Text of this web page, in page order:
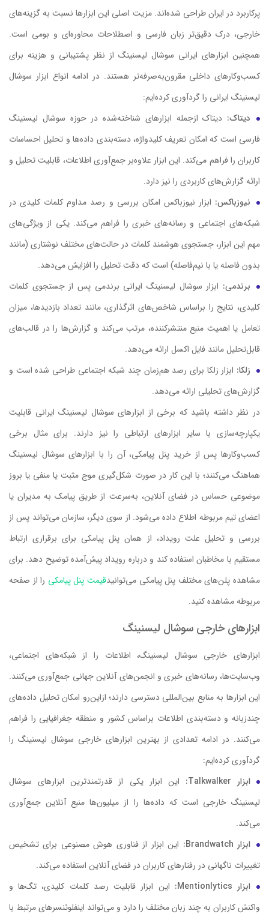
پرکاربرد در ایران طراحی شده‌اند. مزیت اصلی این ابزارها نسبت به گزینه‌های
خارجی، درک دقیق‌‌تر زبان فارسی و اصطلاحات محاوره‌ای و بومی است.
همچنین ابزارهای ایرانی سوشال لیسنینگ از نظر پشتیبانی و هزینه برای
کسب‌وکارهای داخلی مقرون‌به‌صرفه‌تر هستند. در ادامه انواع ابزار سوشال
لیسنینگ ایرانی را گرد‌آوری کرده‌ایم:
دیتاک: دیتاک از‌جمله ابزارهای شناخته‌شده در حوزه سوشال لیسنینگ
فارسی است که امکان تعریف کلیدواژه، دسته‌بندی داده‌ها و تحلیل احساسات
کاربران را فراهم می‌کند. این ابزار علاوه‌بر جمع‌آوری اطلاعات، قابلیت تحلیل و
ارائه گزارش‌های کاربردی را نیز دارد.
نیوزباکس: ابزار نیوزباکس امکان بررسی و رصد مداوم کلمات کلیدی در
شبکه‌های اجتماعی و رسانه‌های خبری را فراهم می‌کند. یکی از ویژگی‌های
مهم این ابزار، جستجوی هوشمند کلمات در حالت‌های مختلف نوشتاری (مانند
بدون فاصله یا با نیم‌فاصله) است که دقت تحلیل را افزایش می‌دهد.
برندمی: ابزار سوشال لیسنینگ ایرانی برندمی پس از جستجوی کلمات
کلیدی، نتایج را براساس شاخص‌های اثرگذاری، مانند تعداد بازدیدها، میزان
تعامل یا اهمیت منبع منتشرکننده، مرتب می‌کند و گزارش‌ها را در قالب‌های
قابل‌تحلیل مانند فایل اکسل ارائه می‌دهد.
زلکا: ابزار زلکا برای رصد هم‌زمان چند شبکه اجتماعی طراحی شده است و
گزارش‌های تحلیلی ارائه می‌دهد.
در نظر داشته باشید که برخی از ابزارهای سوشال لیسنینگ ایرانی قابلیت
یکپارچه‌سازی با سایر ابزارهای ارتباطی را نیز دارند. برای مثال برخی
کسب‌وکارها پس از خرید پنل پیامکی، آن را با ابزارهای سوشال لیسنینگ
هماهنگ می‌کنند؛ با این کار در صورت شکل‌گیری موج مثبت یا منفی یا بروز
موضوعی حساس در فضای آنلاین، به‌سرعت از طریق پیامک به مدیران یا
اعضای تیم مربوطه اطلاع داده می‌شود. از سوی دیگر، سازمان می‌تواند پس از
بررسی و تحلیل علت رویداد، از همان پنل پیامکی برای برقراری ارتباط
مستقیم با مخاطبان استفاده کند و درباره رویداد پیش‌آمده توضیح دهد. برای
مشاهده پلن‌های مختلف پنل پیامکی می‌توانیدقیمت پنل پیامکی را از صفحه
مربوطه مشاهده کنید.
ابزارهای خارجی سوشال لیسنینگ
ابزارهای خارجی سوشال لیسنینگ، اطلاعات را از شبکه‌های اجتماعی،
وب‌سایت‌ها، رسانه‌های خبری و انجمن‌های آنلاین جهانی جمع‌آوری می‌کنند.
این ابزارها به منابع بین‌المللی دسترسی دارند؛ ازاین‌رو امکان تحلیل داده‌های
چندزبانه و دسته‌بندی اطلاعات براساس کشور و منطقه جغرافیایی را فراهم
می‌کنند. در ادامه تعدادی از بهترین ابزارهای خارجی سوشال لیسنینگ را
گردآوری کرده‌ایم:
ابزار Talkwalker:
این ابزار یکی از قدرتمندترین ابزارهای سوشال
لیسنینگ خارجی است که داده‌ها را از میلیون‌ها منبع آنلاین جمع‌آوری
می‌کند.
ابزار Brandwatch:
این ابزار از فناوری هوش مصنوعی برای تشخیص
تغییرات ناگهانی در رفتارهای کاربران در فضای آنلاین استفاده می‌کند.
ابزار Mentionlytics:
این ابزار قابلیت رصد کلمات کلیدی، تگ‌ها و
واکنش کاربران به چند زبان مختلف را دارد و می‌تواند اینفلوئنسرهای مرتبط با